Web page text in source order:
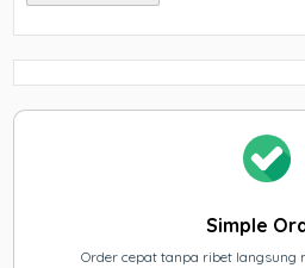
Simple
Order cepat tanpa ribet langsung